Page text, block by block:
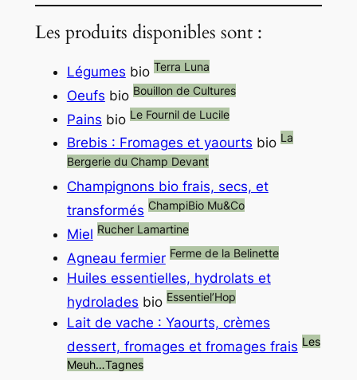
Les produits disponibles sont :
Légumes bio Terra Luna
Oeufs bio Bouillon de Cultures
Pains bio Le Fournil de Lucile
Brebis : Fromages et yaourts bio La
Bergerie du Champ Devant
Champignons bio frais, secs, et
transformés ChampiBio Mu&Co
Miel Rucher Lamartine
Agneau fermier Ferme de la Belinette
Huiles essentielles, hydrolats et
hydrolades bio Essentiel’Hop
Lait de vache : Yaourts, crèmes
dessert, fromages et fromages frais Les
Meuh…Tagnes